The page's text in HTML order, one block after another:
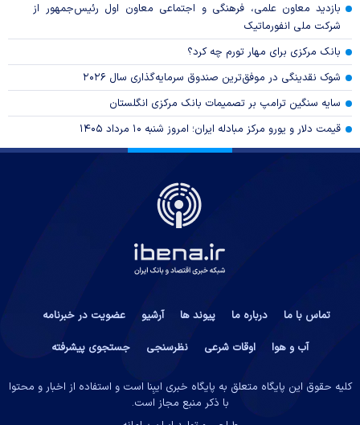
بازدید معاون علمی، فرهنگی و اجتماعی معاون اول رئیس‌جمهور از
شرکت ملی انفورماتیک
بانک مرکزی برای مهار تورم چه کرد؟
شوک نقدینگی در موفق‌ترین صندوق سرمایه‌گذاری سال ۲۰۲۶
سایه سنگین ترامپ بر تصمیمات بانک مرکزی انگلستان
قیمت دلار و یورو مرکز مبادله ایران؛ امروز شنبه ۱۰ مرداد ۱۴۰۵
تماس با ما درباره ما پیوند ها آرشیو
عضویت در خبرنامه
آب و هوا
اوقات شرعی نظرسنجی جستجوی پیشرفته
کلیه حقوق این پایگاه متعلق به پایگاه خبری ایبِنا است و استفاده از اخبار و محتوا
با ذکر منبع مجاز است.